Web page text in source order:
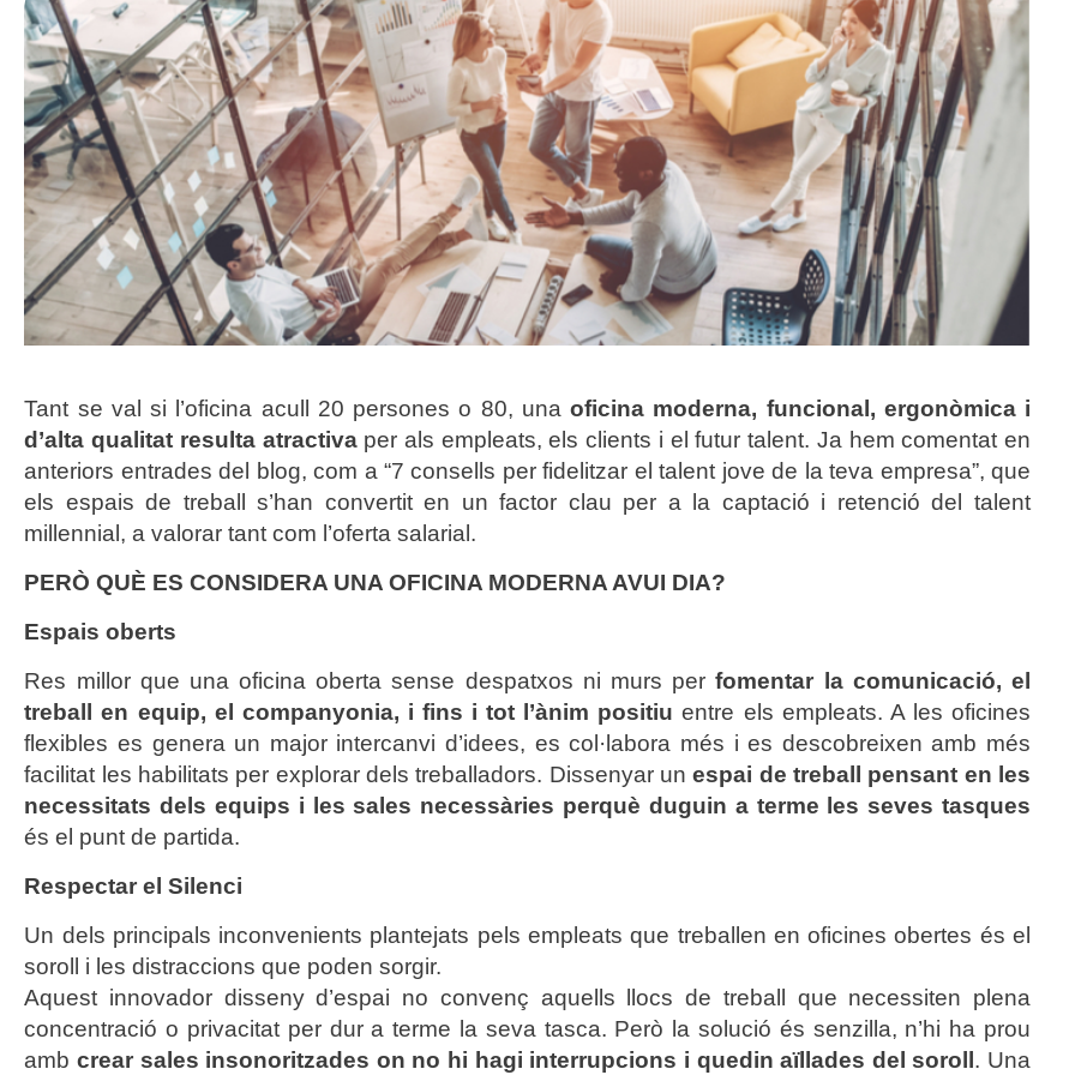
Tant se val si l’oficina acull 20 persones o 80, unaoficina moderna, funcional, ergonòmica i
d’alta qualitat resulta atractiva per als empleats, els clients i el futur talent. Ja hem comentat en
anteriors entrades del blog, com a “7 consells per fidelitzar el talent jove de la teva empresa”, que
els espais de treball s’han convertit en un factor clau per a la captació i retenció del talent
millennial, a valorar tant com l’oferta salarial.
PERÒ QUÈ ES CONSIDERA UNA OFICINA MODERNA AVUI DIA?
Espais oberts
Res millor que una oficina oberta sense despatxos ni murs perfomentar la comunicació, el
treball en equip, el companyonia, i fins i tot l’ànim positiu entre els empleats. A les oficines
flexibles es genera un major intercanvi d’idees, es col·labora més i es descobreixen amb més
facilitat les habilitats per explorar dels treballadors. Dissenyar un espai de treball pensant en les
necessitats dels equips i les sales necessàries perquè duguin a terme les seves tasques
és el punt de partida.
Respectar el Silenci
Un dels principals inconvenients plantejats pels empleats que treballen en oficines obertes és el
soroll i les distraccions que poden sorgir.
Aquest innovador disseny d’espai no convenç aquells llocs de treball que necessiten plena
concentració o privacitat per dur a terme la seva tasca. Però la solució és senzilla, n’hi ha prou
amb crear sales insonoritzades on no hi hagi interrupcions i quedin aïllades del soroll . Una